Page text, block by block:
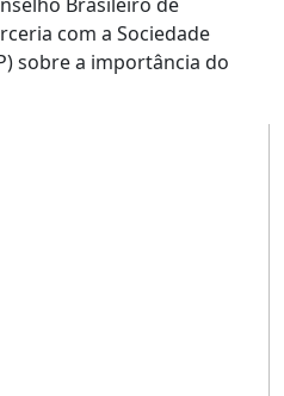
com a Sociedade
sobre a importância do